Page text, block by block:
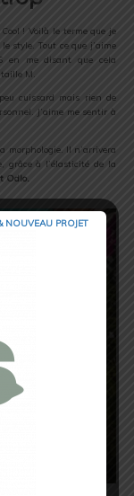
Cool ! Voilà le terme que je
style. Tout ce que j’aime
en me disant que cela
M.
cuissard mais rien de
J’aime me sentir à
morphologie. Il n’arrivera
grâce à l’élasticité de la
Odlo.
PROJET